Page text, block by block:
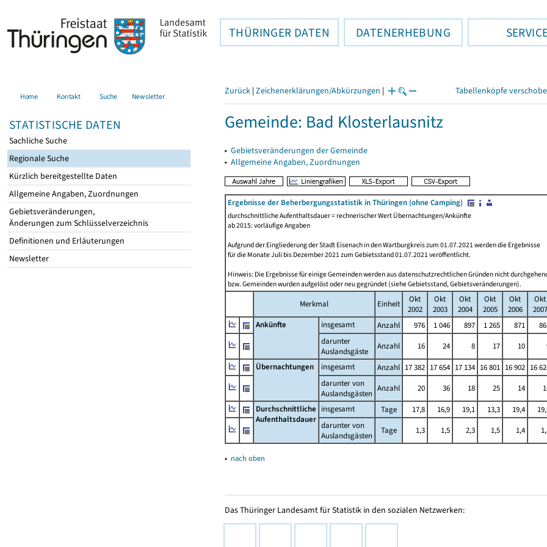
THÜRINGER DATEN DATENERHEBUNG
Home Kontakt Suche Newsletter
STATISTISCHE DATEN
Sachliche Suche
Regionale Suche
Kürzlich bereitgestellte Daten
Allgemeine Angaben, Zuordnungen
Gebietsveränderungen,
Änderungen zum Schlüsselverzeichnis
Definitionen und Erläuterungen
Newsletter
Zurück | Zeichenerklärungen/Abkürzungen | Tabellenköpfe
Gemeinde: Bad Klosterlausnitz
▸ Gebietsveränderungen der Gemeinde
▸ Allgemeine Angaben, Zuordnungen
Ergebnisse der Beherbergungsstatistik in Thüringen (ohne Camping)
durchschnittliche Aufenthaltsdauer = rechnerischer Wert Übernachtungen/Ankünfte
ab 2015: vorläufige Angaben
Aufgrund der Eingliederung der Stadt Eisenach in den Wartburgkreis zum 01.07.2021 werden die Ergebnisse
für die Monate Juli bis Dezember 2021 zum Gebietsstand 01.07.2021 veröffentlicht.
Hinweis: Die Ergebnisse für einige Gemeinden werden aus datenschutzrechtlichen Gründen nicht
bzw. Gemeinden wurden aufgelöst oder neu gegründet (siehe Gebietsstand, Gebietsveränderungen).
Merkmal Einheit
Okt
2002
Okt
2003
Okt
2004
Okt
2005
Okt
2006
Okt
2007
Ankünfte
insgesamt Anzahl 976 1 046 897 1 265 871
darunter
Auslandsgäste
Anzahl 16 24 8 17 10
Übernachtungen
insgesamt Anzahl 17 382 17 654 17 134 16 801 16 902 16
darunter von
Auslandsgästen
Anzahl 20 36 18 25 14
Durchschnittliche
Aufenthaltsdauer
insgesamt Tage 17,8 16,9 19,1 13,3 19,4
darunter von
Auslandsgästen
Tage 1,3 1,5 2,3 1,5 1,4
▴ nach oben
Das Thüringer Landesamt für Statistik in den sozialen Netzwerken: